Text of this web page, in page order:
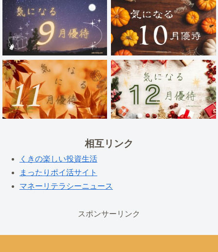
相互リンク
くきの楽しい投資生活
まったりポイ活サイト
マネーリテラシーニュース
スポンサーリンク